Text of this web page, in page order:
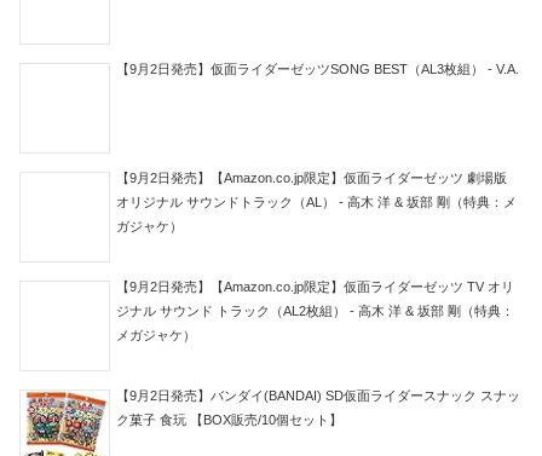
【9月2日発売】仮面ライダーゼッツSONG BEST（AL3枚組） - V.A.
【9月2日発売】【Amazon.co.jp限定】仮面ライダーゼッツ 劇場版
オリジナル サウンドトラック（AL） - 高木 洋 & 坂部 剛（特典：メ
ガジャケ）
【9月2日発売】【Amazon.co.jp限定】仮面ライダーゼッツ TV オリ
ジナル サウンド トラック（AL2枚組） - 高木 洋 & 坂部 剛（特典：
メガジャケ）
【9月2日発売】バンダイ(BANDAI) SD仮面ライダースナック スナッ
ク菓子 食玩 【BOX販売/10個セット】